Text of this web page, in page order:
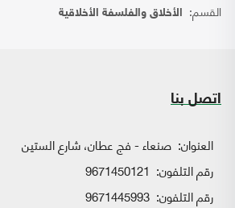
القسم: الأخلاق والفلسفة الأخلاقية
اتصل بنا
العنوان: صنعاء - فج عطان، شارع الستين
رقم التلفون: 9671450121
رقم التلفون: 9671445993